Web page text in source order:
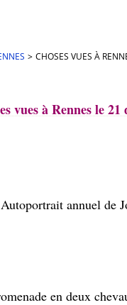
> CHOSES VUES À
vues à Rennes le
Autoportrait annuel de
en deux